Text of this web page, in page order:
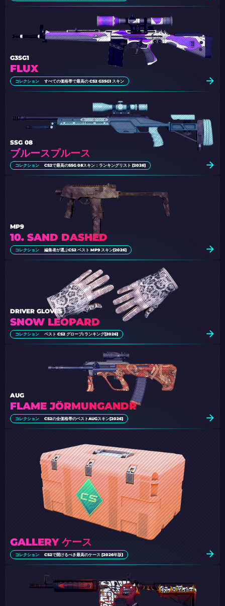
FLUX
G3SG1
コレクション すべての価格帯で最高の CS2 G3SG1 スキン
ブルースプルース
SSG 08
コレクション CS2で最高のSSG 08スキン：ランキングリスト [2026]
10. SAND DASHED
MP9
コレクション 編集者が選ぶCS2 ベスト MP9 スキン[2026]
SNOW LEOPARD
DRIVER GLOVES
コレクション ベスト CS2 グローブ: ランキング[2026]
FLAME JÖRMUNGANDR
AUG
コレクション CS2の全価格帯のベストAUGスキン[2026]
GALLERY ケース
コレクション CS2で開けるべき最高のケース [2026年版]